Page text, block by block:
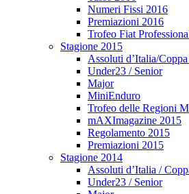
Numeri Fissi 2016
Premiazioni 2016
Trofeo Fiat
Stagione 2015
Assoluti d’Italia/
Under23 / Senior
Major
MiniEnduro
Trofeo delle Regioni
mAXImagazine 2015
Regolamento 2015
Premiazioni 2015
Stagione 2014
Assoluti d’Italia /
Under23 / Senior